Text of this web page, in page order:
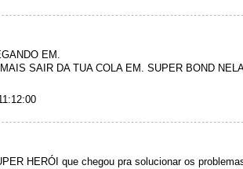
EM.
SAIR DA TUA COLA EM. SUPER BOND
HERÓI que chegou pra solucionar os